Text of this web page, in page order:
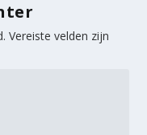
Vereiste velden zijn